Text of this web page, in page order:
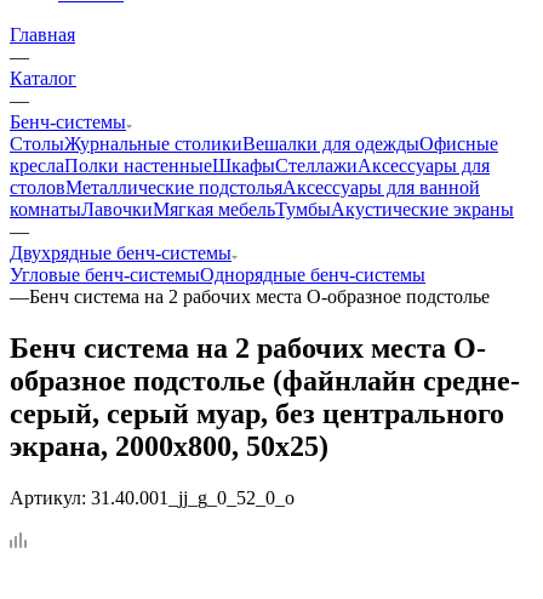
Главная
—
Каталог
—
Бенч-системы
СтолыЖурнальные столикиВешалки для одеждыОфисные
креслаПолки настенныеШкафыСтеллажиАксессуары для
столовМеталлические подстольяАксессуары для ванной
комнатыЛавочкиМягкая мебельТумбыАкустические экраны
—
Двухрядные бенч-системы
Угловые бенч-системыОднорядные бенч-системы
—Бенч система на 2 рабочих места О-образное подстолье
Бенч система на 2 рабочих места О-
образное подстолье (файнлайн средне-
серый, серый муар, без центрального
экрана, 2000x800, 50x25)
Артикул: 31.40.001_jj_g_0_52_0_o